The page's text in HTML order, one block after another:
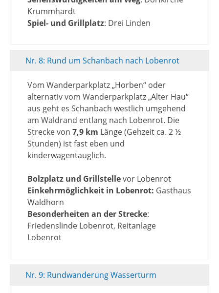
Krummhardt
Spiel- und Grillplatz: Drei Linden
Nr. 8: Rund um Schanbach nach Lobenrot
Vom Wanderparkplatz „Horben“ oder
alternativ vom Wanderparkplatz „Alter Hau“
aus geht es Schanbach westlich umgehend
am Waldrand entlang nach Lobenrot. Die
Strecke von7,9 km Länge (Gehzeit ca. 2 ½
Stunden) ist fast eben und
kinderwagentauglich.
Bolzplatz und Grillstellevor Lobenrot
Einkehrmöglichkeit in Lobenrot: Gasthaus
Waldhorn
Besonderheiten an der Strecke:
Friedenslinde Lobenrot, Reitanlage
Lobenrot
Nr. 9: Rundwanderung Wasserturm